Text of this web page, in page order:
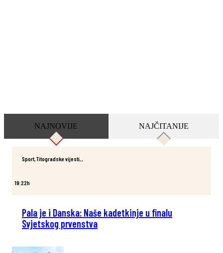
NAJNOVIJE NAJČITANIJE
Sport Titogradske vijesti
19:22h
Pala je i Danska: Naše kadetkinje u finalu
Svjetskog prvenstva